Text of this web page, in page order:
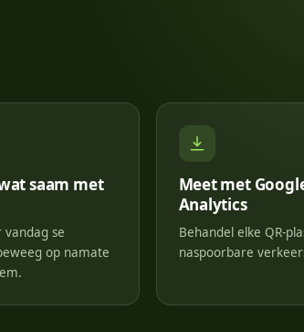
saam met
vandag se
op namate
Meet met
Analytics
Behandel elke QR-
naspoorbare